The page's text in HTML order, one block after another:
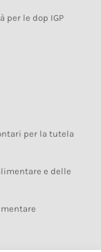
per le dop IGP
per la tutela
e delle